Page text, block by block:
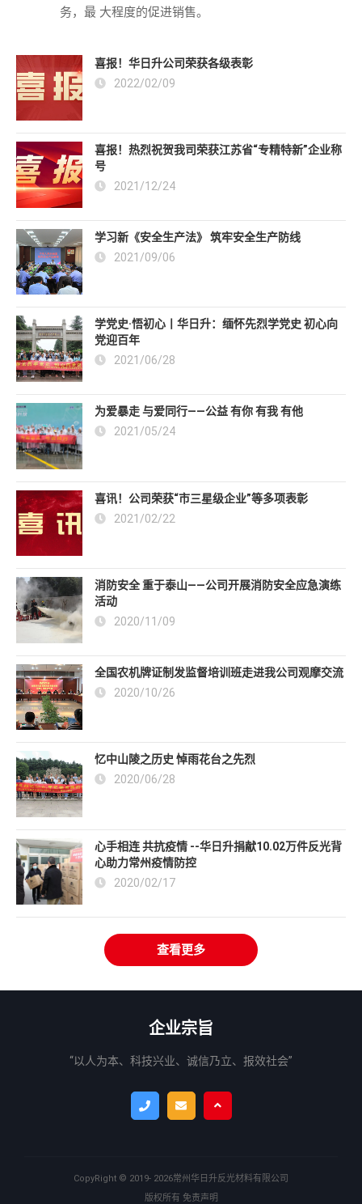
务，最 大程度的促进销售。
喜报！华日升公司荣获各级表彰
2022/02/09
喜报！热烈祝贺我司荣获江苏省“专精特新”企业称
号
2021/12/24
学习新《安全生产法》 筑牢安全生产防线
2021/09/06
学党史·悟初心丨华日升：缅怀先烈学党史 初心向
党迎百年
2021/06/28
为爱暴走 与爱同行——公益 有你 有我 有他
2021/05/24
喜讯！公司荣获“市三星级企业”等多项表彰
2021/02/22
消防安全 重于泰山——公司开展消防安全应急演练
活动
2020/11/09
全国农机牌证制发监督培训班走进我公司观摩交流
2020/10/26
忆中山陵之历史 悼雨花台之先烈
2020/06/28
心手相连 共抗疫情 --华日升捐献10.02万件反光背
心助力常州疫情防控
2020/02/17
查看更多
企业宗旨
“以人为本、科技兴业、诚信乃立、报效社会”
CopyRight © 2019- 2026常州华日升反光材料有限公司
版权所有 免责声明